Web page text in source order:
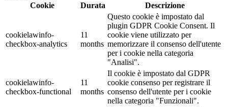
Cookie
Durata Descrizione
cookielawinfo-
checkbox-analytics
11
months
Questo cookie è impostato dal
plugin GDPR Cookie Consent. Il
cookie viene utilizzato per
memorizzare il consenso dell'utente
per i cookie nella categoria
"Analisi".
cookielawinfo-
checkbox-functional
11
months
Il cookie è impostato dal GDPR
cookie consenso per registrare il
consenso dell'utente per i cookie
nella categoria "Funzionali".